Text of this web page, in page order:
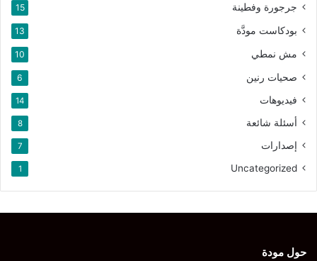
جرجورة وفطينة 15
بودكاست مودَّة 13
مش نمطي 10
صحيات رنين 6
فيديوهات 14
أسئلة شائعة 8
إصدارات 7
Uncategorized
1
حول مودة